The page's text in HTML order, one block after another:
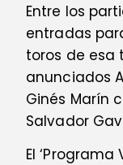
Entre los
entradas
toros de esa
anunciados
Ginés Marín
Salvador
El ‘Programa